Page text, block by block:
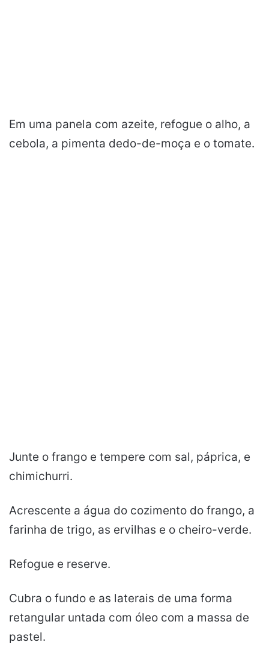
Em uma panela com azeite, refogue o alho, a
cebola, a pimenta dedo-de-moça e o tomate.
Junte o frango e tempere com sal, páprica, e
chimichurri.
Acrescente a água do cozimento do frango, a
farinha de trigo, as ervilhas e o cheiro-verde.
Refogue e reserve.
Cubra o fundo e as laterais de uma forma
retangular untada com óleo com a massa de
pastel.